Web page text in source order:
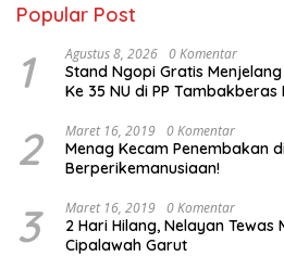
Popular Post
1 Agustus 8, 2026 0 Komentar
Stand Ngopi Gratis
Ke 35 NU di PP
2 Maret 16, 2019 0 Komentar
Menag Kecam Penembakan
Berperikemanusiaan!
3 Maret 16, 2019 0 Komentar
2 Hari Hilang, Nelayan
Cipalawah Garut